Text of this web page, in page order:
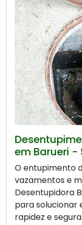
em Barueri -
O entupimento
vazamentos e
Desentupidora
para solucionar
rapidez e